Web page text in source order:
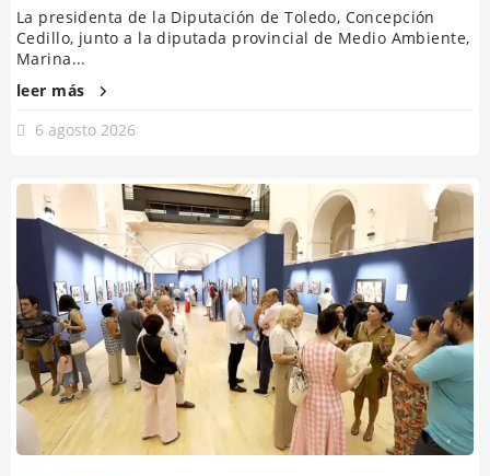
La presidenta de la Diputación de Toledo, Concepción
Cedillo, junto a la diputada provincial de Medio Ambiente,
Marina...
leer más
6 agosto 2026